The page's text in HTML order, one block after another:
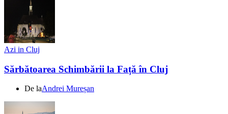
Azi in Cluj
Sărbătoarea Schimbării la Față în Cluj
De laAndrei Mureșan